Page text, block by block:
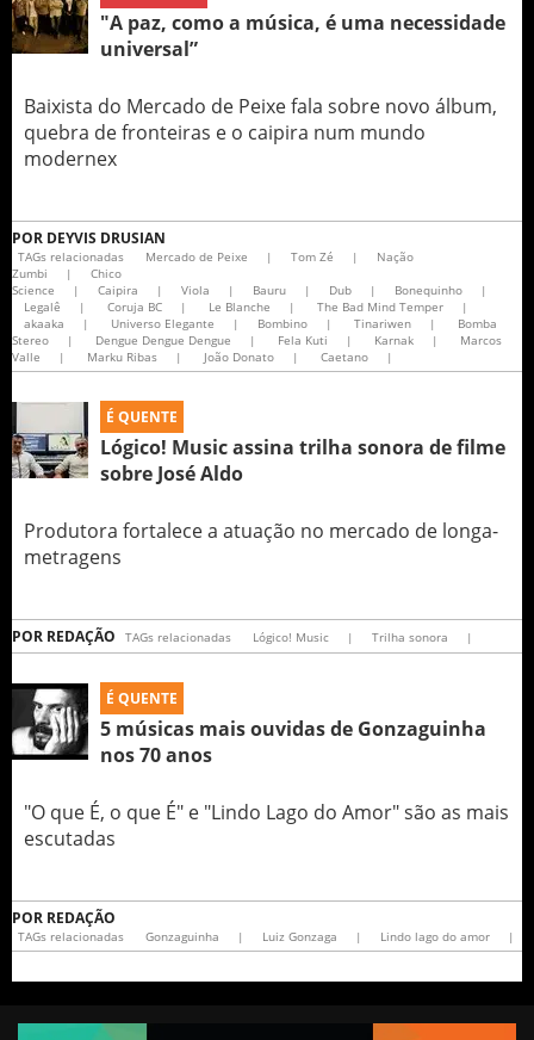
"A paz, como a música, é uma necessidade
universal”
Baixista do Mercado de Peixe fala sobre novo álbum,
quebra de fronteiras e o caipira num mundo
modernex
POR DEYVIS DRUSIAN
TAGs relacionadas Mercado de Peixe | Tom Zé |
Nação
Zumbi
|
Chico
Science
| Caipira | Viola | Bauru | Dub | Bonequinho
|
Legalê
| Coruja BC | Le Blanche | The Bad Mind Temper
|
akaaka
| Universo Elegante | Bombino | Tinariwen |
Bomba
Stereo
| Dengue Dengue Dengue | Fela Kuti | Karnak |
Marcos
Valle
| Marku Ribas | João Donato | Caetano |
É QUENTE
Lógico! Music assina trilha sonora de filme
sobre José Aldo
Produtora fortalece a atuação no mercado de longa-
metragens
POR REDAÇÃO TAGs relacionadas Lógico! Music | Trilha sonora |
É QUENTE
5 músicas mais ouvidas de Gonzaguinha
nos 70 anos
"O que É, o que É" e "Lindo Lago do Amor" são as mais
escutadas
POR REDAÇÃO
TAGs relacionadas Gonzaguinha | Luiz Gonzaga | Lindo lago do amor |